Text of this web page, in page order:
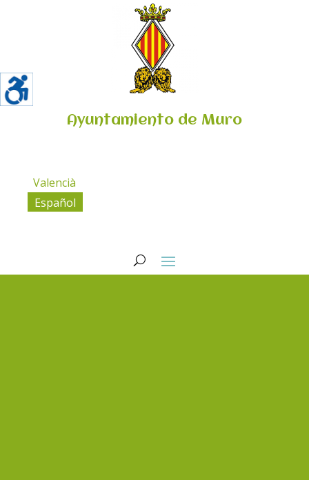
Ayuntamiento de Muro
Valencià
Español